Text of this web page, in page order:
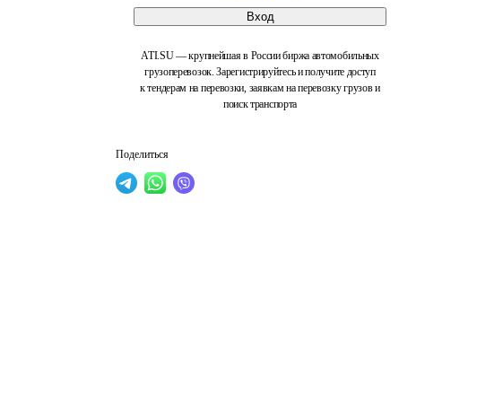
Вход
ATI.SU — крупнейшая в России биржа автомобильных
грузоперевозок. Зарегистрируйтесь и получите доступ
к тендерам на перевозки, заявкам на перевозку грузов и
поиск транспорта
Поделиться